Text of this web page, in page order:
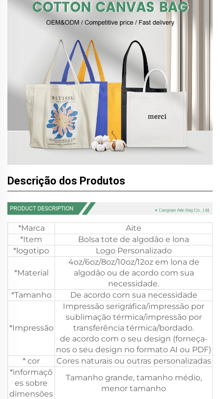
Descrição dos Produtos
*Marca
Aite
*Item
Bolsa tote de algodão e lona
*logotipo
Logo Personalizado
*Material
4oz/6oz/8oz/10oz/12oz em lona de
algodão ou de acordo com sua
necessidade.
*Tamanho
De acordo com sua necessidade
*Impressão
Impressão serigráfica/impressão por
sublimação térmica/impressão por
transferência térmica/bordado.
de acordo com o seu design (forneça-
nos o seu design no formato AI ou PDF)
* cor
Cores naturais ou outras personalizadas
*informaçõ
es sobre
dimensões
Tamanho grande, tamanho médio,
menor tamanho